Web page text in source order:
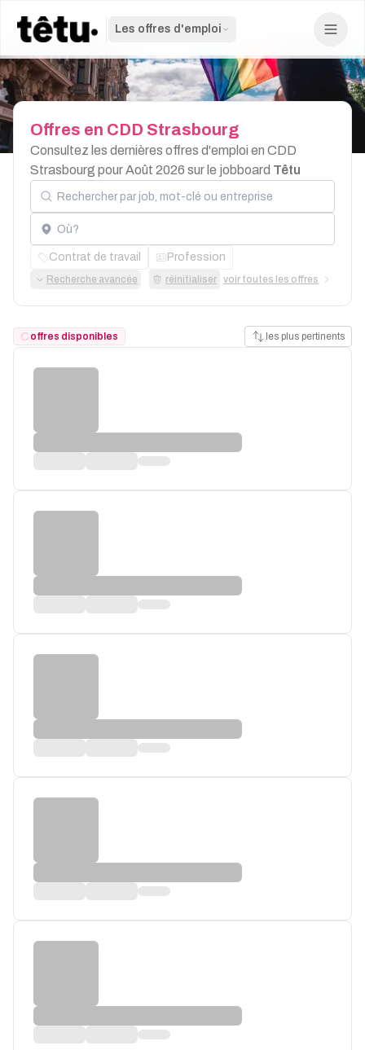
Les offres d'emploi
Offres en CDD Strasbourg
Consultez les dernières offres d'emploi en CDD
Strasbourg pour Août 2026 sur le jobboard Têtu
Rechercher par job, mot-clé ou entreprise
Localisation
Contrat de travail Profession
Recherche avancée réinitialiser voir toutes les offres
offres disponibles les plus pertinents